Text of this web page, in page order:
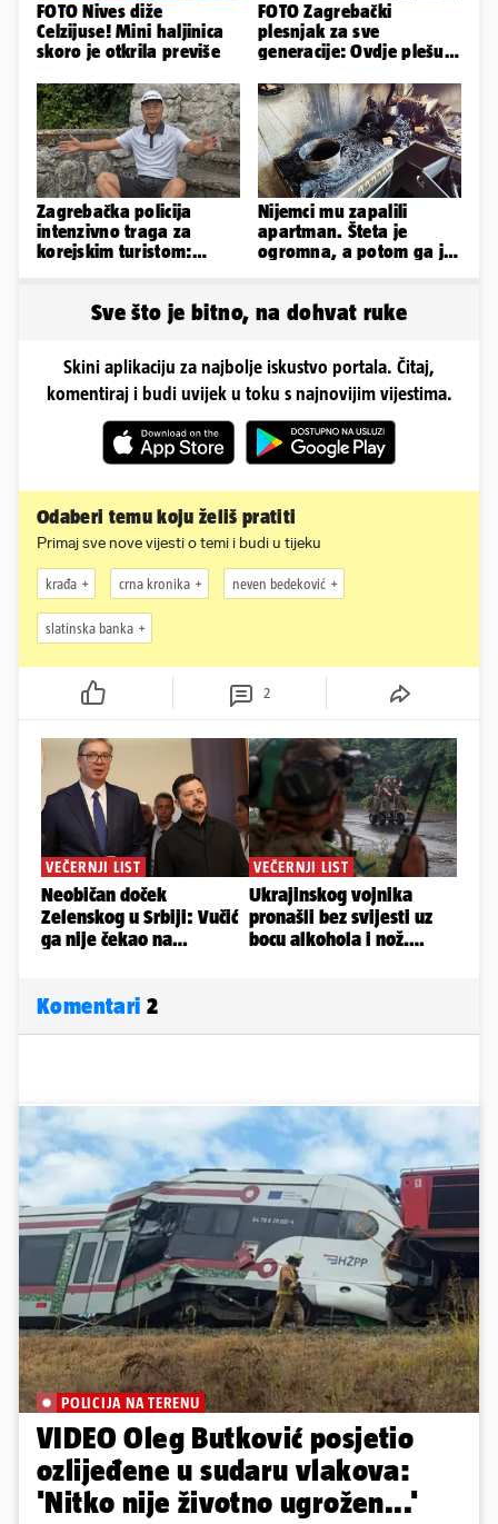
FOTO Nives diže
Celzijuse! Mini haljinica
skoro je otkrila previše
FOTO Zagrebački
plesnjak za sve
generacije: Ovdje plešu
Zagrebačka policija
intenzivno traga za
korejskim turistom:
Nijemci mu zapalili
apartman. Šteta je
ogromna, a potom ga je
Sve što je bitno, na dohvat ruke
Skini aplikaciju za najbolje iskustvo portala. Čitaj,
komentiraj i budi uvijek u toku s najnovijim vijestima.
Odaberi temu koju želiš pratiti
Primaj sve nove vijesti o temi i budi u tijeku
krađa crna kronika neven bedeković
slatinska banka
2
Komentari 2
POLICIJA NA TERENU
VIDEO Oleg Butković posjetio
ozlijeđene u sudaru vlakova:
'Nitko nije životno ugrožen...'